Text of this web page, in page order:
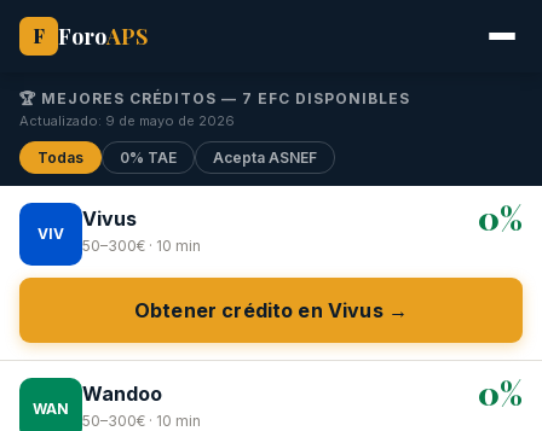
F ForoAPS
🏆 MEJORES CRÉDITOS — 7 EFC DISPONIBLES
Actualizado: 9 de mayo de 2026
Todas 0% TAE Acepta ASNEF
VIV
Vivus
50–300€ · 10 min
0%
Obtener crédito en Vivus →
WAN
Wandoo
50–300€ · 10 min
0%